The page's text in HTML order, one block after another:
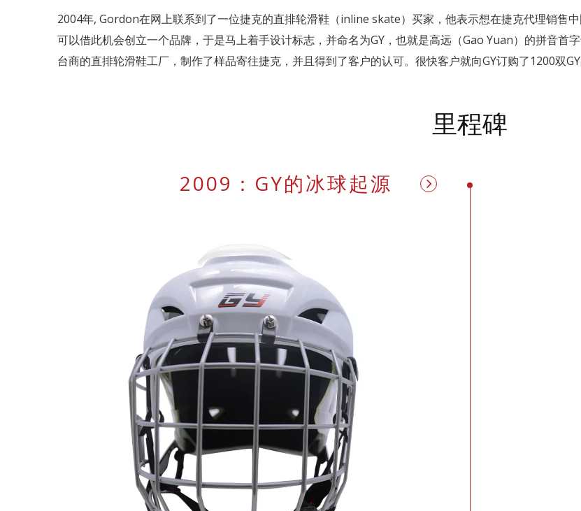
2004年, Gordon在网上联系到了一位捷克的直排轮滑鞋（inline skate）买家，他表示想在捷克代理销售
可以借此机会创立一个品牌，于是马上着手设计标志，并命名为GY，也就是高远（Gao Yuan）的拼音首
台商的直排轮滑鞋工厂，制作了样品寄往捷克，并且得到了客户的认可。很快客户就向GY订购了1200双
里程碑
2009：GY的冰球起源